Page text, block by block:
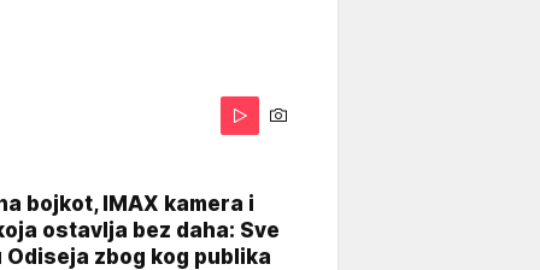
bojkot, IMAX kamera i
ostavlja bez daha: Sve
Odiseja zbog kog publika